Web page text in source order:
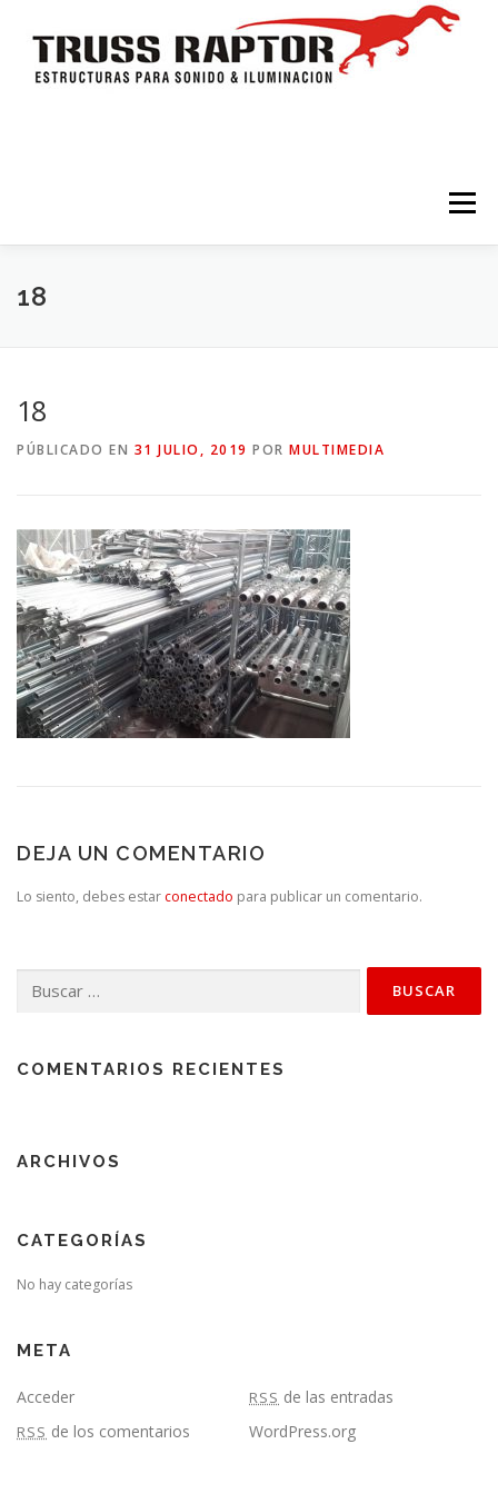
Menú
HOME
ILUMINACION CONTACTO
18
18
PÚBLICADO EN 31 JULIO, 2019 POR MULTIMEDIA
DEJA UN COMENTARIO
Lo siento, debes estar conectado para publicar un comentario.
COMENTARIOS RECIENTES
ARCHIVOS
CATEGORÍAS
No hay categorías
META
Acceder RSS de las entradas
RSS de los comentarios WordPress.org